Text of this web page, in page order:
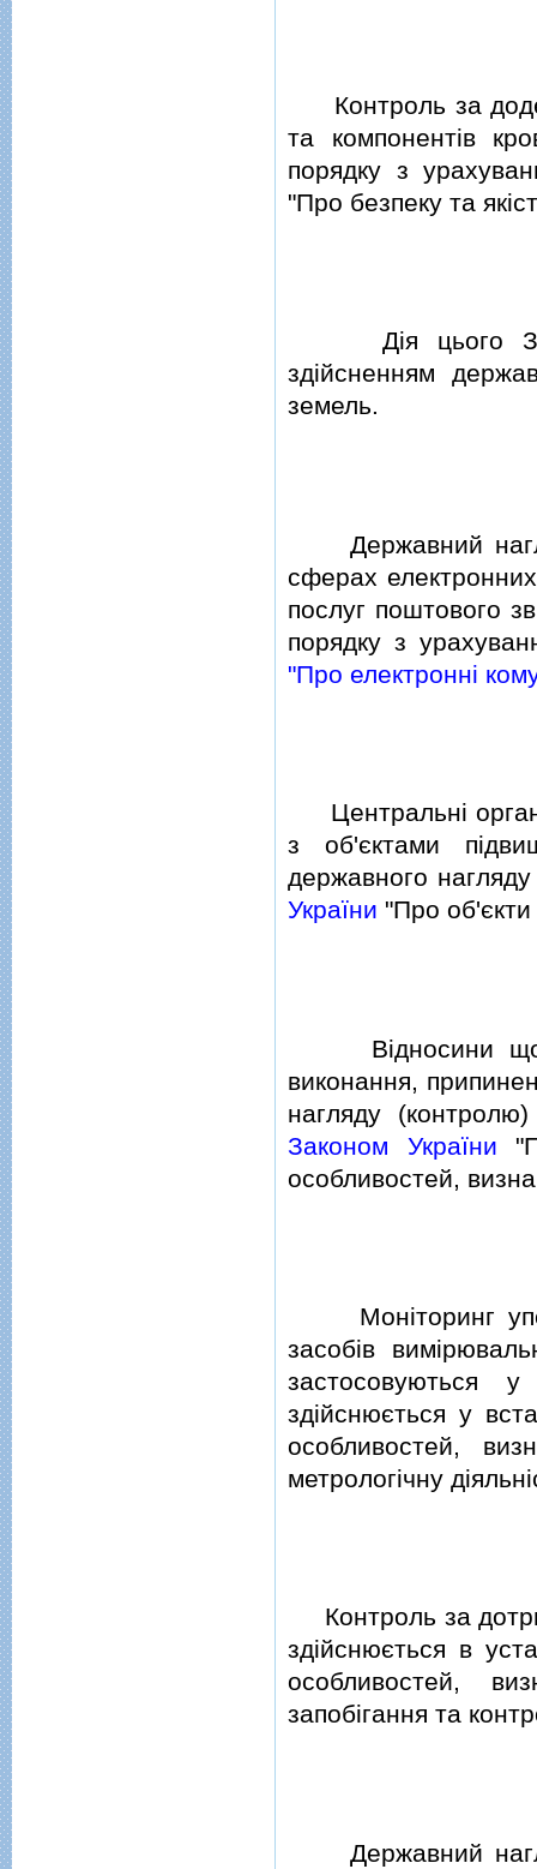
Контроль за
та компонентiв
порядку з
"Про безпеку та
Дiя цього
здiйсненням
земель.
Державний
сферах
послуг поштового
порядку з
"Про електроннi
Центральнi
з об'єктами
державного
України "Про
Вiдносини щодо
виконання,
нагляду
Законом України
особливостей,
Монiторинг
засобiв
застосовуються
здiйснюється у
особливостей,
метрологiчну
Контроль за
здiйснюється в
особливостей,
запобiгання та
Державний